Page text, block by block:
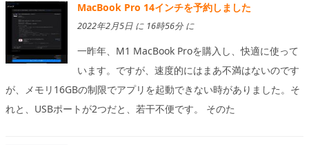
MacBook Pro 14インチを予約しました
2022年2月5日 に 16時56分 に
一昨年、M1 MacBook Proを購入し、快適に使って
います。ですが、速度的にはまあ不満はないのです
が、メモリ16GBの制限でアプリを起動できない時がありました。そ
れと、USBポートが2つだと、若干不便です。 そのた